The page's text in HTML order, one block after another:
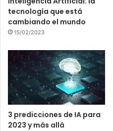
tecnología que está
cambiando el mundo
15/02/2023
3 predicciones de IA para
2023 y más allá